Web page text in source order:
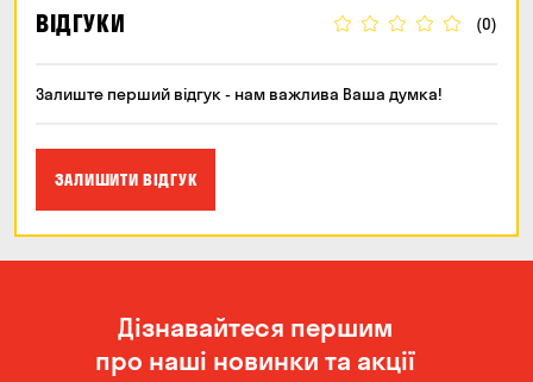
ВІДГУКИ (0)
Залиште перший відгук - нам важлива Ваша думка!
ЗАЛИШИТИ ВІДГУК
Дізнавайтеся першим
про наші новинки та акції